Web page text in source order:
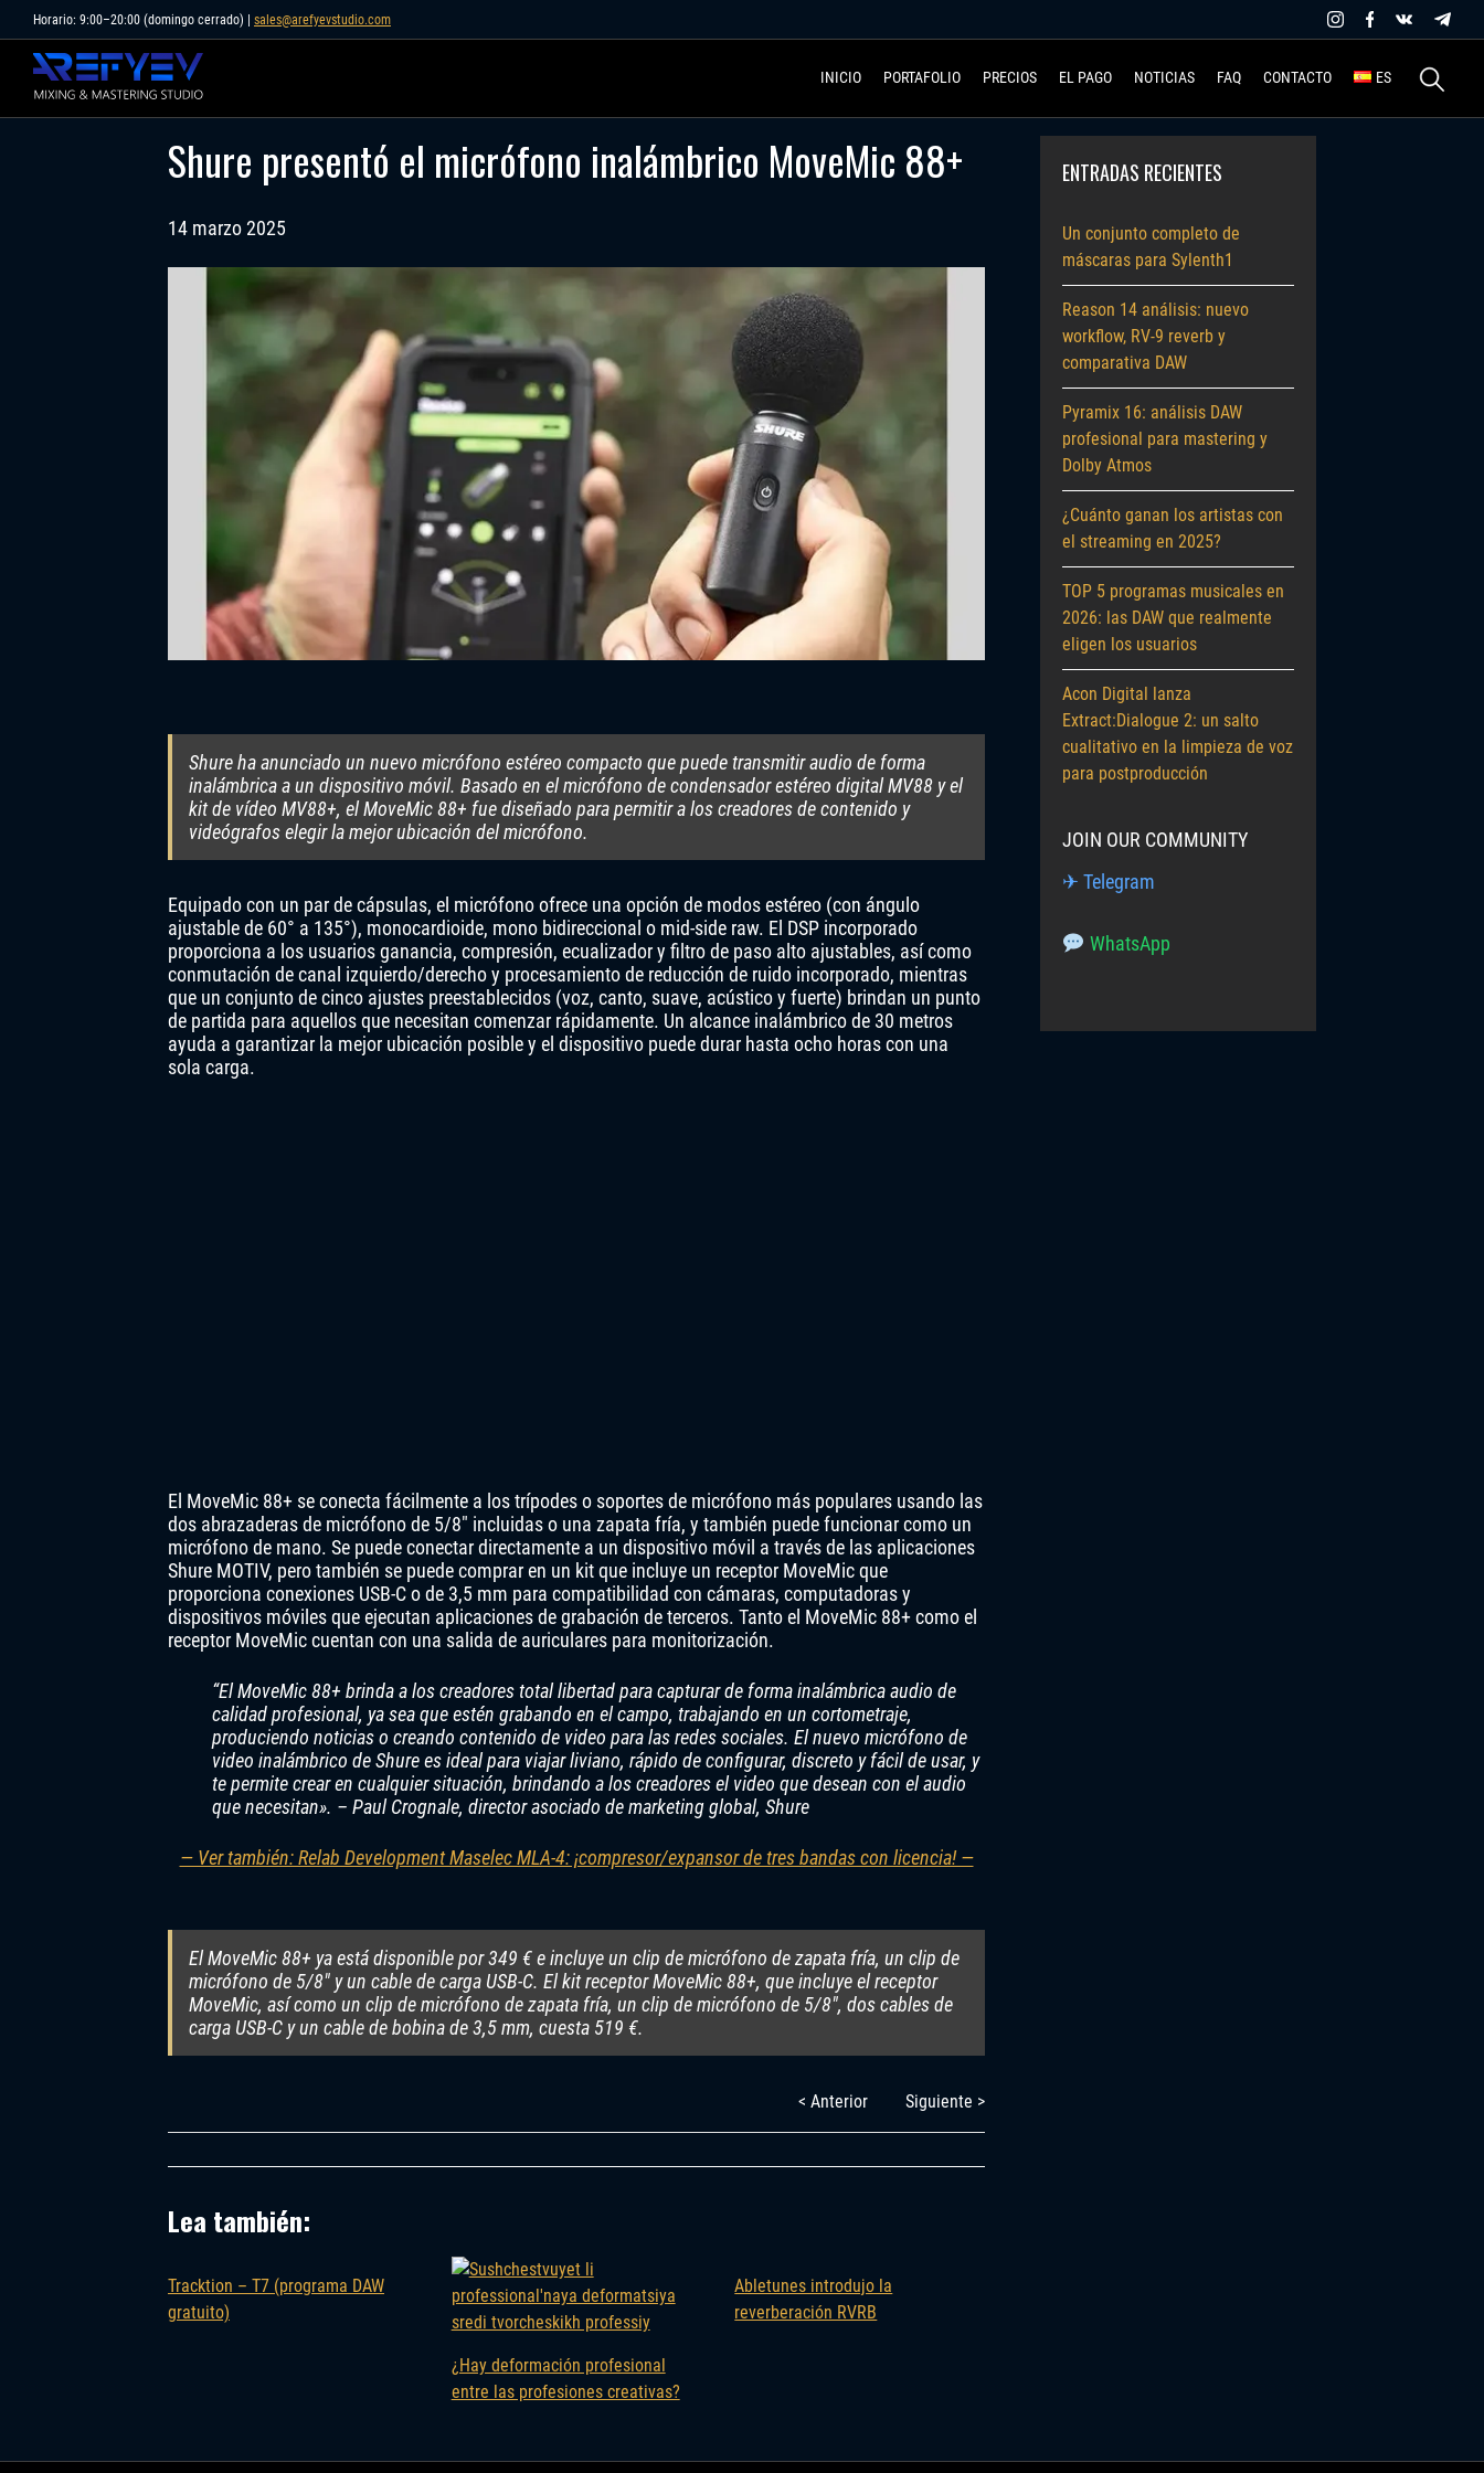
to
content
Horario: 9:00–20:00 (domingo cerrado) | sales@arefyevstudio.com
INICIO PORTAFOLIO PRECIOS EL PAGO NOTICIAS FAQ CONTACTO ES Buscar:
Shure presentó el micrófono inalámbrico MoveMic 88+
14 marzo 2025
Shure ha anunciado un nuevo micrófono estéreo compacto que puede transmitir audio de forma
inalámbrica a un dispositivo móvil. Basado en el micrófono de condensador estéreo digital MV88 y el
kit de vídeo MV88+, el MoveMic 88+ fue diseñado para permitir a los creadores de contenido y
videógrafos elegir la mejor ubicación del micrófono.
Equipado con un par de cápsulas, el micrófono ofrece una opción de modos estéreo (con ángulo
ajustable de 60° a 135°), monocardioide, mono bidireccional o mid-side raw. El DSP incorporado
proporciona a los usuarios ganancia, compresión, ecualizador y filtro de paso alto ajustables, así como
conmutación de canal izquierdo/derecho y procesamiento de reducción de ruido incorporado, mientras
que un conjunto de cinco ajustes preestablecidos (voz, canto, suave, acústico y fuerte) brindan un punto
de partida para aquellos que necesitan comenzar rápidamente. Un alcance inalámbrico de 30 metros
ayuda a garantizar la mejor ubicación posible y el dispositivo puede durar hasta ocho horas con una
sola carga.
El MoveMic 88+ se conecta fácilmente a los trípodes o soportes de micrófono más populares usando las
dos abrazaderas de micrófono de 5/8″ incluidas o una zapata fría, y también puede funcionar como un
micrófono de mano. Se puede conectar directamente a un dispositivo móvil a través de las aplicaciones
Shure MOTIV, pero también se puede comprar en un kit que incluye un receptor MoveMic que
proporciona conexiones USB-C o de 3,5 mm para compatibilidad con cámaras, computadoras y
dispositivos móviles que ejecutan aplicaciones de grabación de terceros. Tanto el MoveMic 88+ como el
receptor MoveMic cuentan con una salida de auriculares para monitorización.
“El MoveMic 88+ brinda a los creadores total libertad para capturar de forma inalámbrica audio de
calidad profesional, ya sea que estén grabando en el campo, trabajando en un cortometraje,
produciendo noticias o creando contenido de video para las redes sociales. El nuevo micrófono de
video inalámbrico de Shure es ideal para viajar liviano, rápido de configurar, discreto y fácil de usar, y
te permite crear en cualquier situación, brindando a los creadores el video que desean con el audio
que necesitan». – Paul Crognale, director asociado de marketing global, Shure
— Ver también: Relab Development Maselec MLA-4: ¡compresor/expansor de tres bandas con licencia! —
El MoveMic 88+ ya está disponible por 349 € e incluye un clip de micrófono de zapata fría, un clip de
micrófono de 5/8″ y un cable de carga USB-C. El kit receptor MoveMic 88+, que incluye el receptor
MoveMic, así como un clip de micrófono de zapata fría, un clip de micrófono de 5/8″, dos cables de
carga USB-C y un cable de bobina de 3,5 mm, cuesta 519 €.
< Anterior Siguiente >
Lea también:
Tracktion – T7 (programa DAW
gratuito)
¿Hay deformación profesional
entre las profesiones creativas?
Abletunes introdujo la
reverberación RVRB
ENTRADAS RECIENTES
Un conjunto completo de
máscaras para Sylenth1
Reason 14 análisis: nuevo
workflow, RV-9 reverb y
comparativa DAW
Pyramix 16: análisis DAW
profesional para mastering y
Dolby Atmos
¿Cuánto ganan los artistas con
el streaming en 2025?
TOP 5 programas musicales en
2026: las DAW que realmente
eligen los usuarios
Acon Digital lanza
Extract:Dialogue 2: un salto
cualitativo en la limpieza de voz
para postproducción
JOIN OUR COMMUNITY
✈ Telegram
WhatsApp